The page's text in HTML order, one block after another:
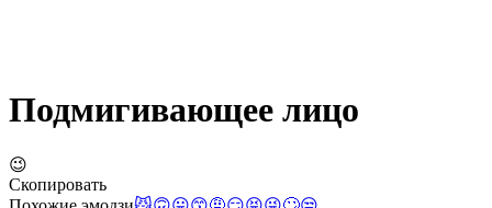
Подмигивающее лицо
😉
Скопировать